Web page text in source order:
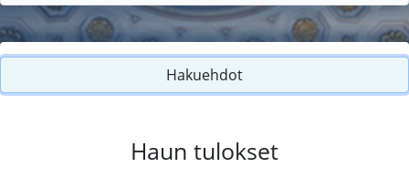
Hakuehdot
Haun tulokset